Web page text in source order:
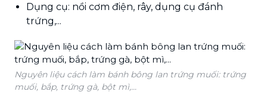
Dụng cụ: nồi cơm điện, rây, dụng cụ đánh
trứng,...
Nguyên liệu cách làm bánh bông lan trứng muối: trứng
muối, bắp, trứng gà, bột mì,...